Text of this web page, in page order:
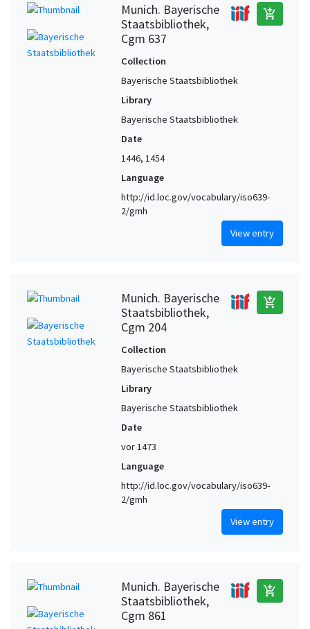
Munich. Bayerische
Staatsbibliothek,
Cgm 637
add_shopping_cart
Collection
Bayerische Staatsbibliothek
Library
Bayerische Staatsbibliothek
Date
1446, 1454
Language
http://id.loc.gov/vocabulary/iso639-
2/gmh
View entry
Munich. Bayerische
Staatsbibliothek,
Cgm 204
add_shopping_cart
Collection
Bayerische Staatsbibliothek
Library
Bayerische Staatsbibliothek
Date
vor 1473
Language
http://id.loc.gov/vocabulary/iso639-
2/gmh
View entry
Munich. Bayerische
Staatsbibliothek,
Cgm 861
add_shopping_cart